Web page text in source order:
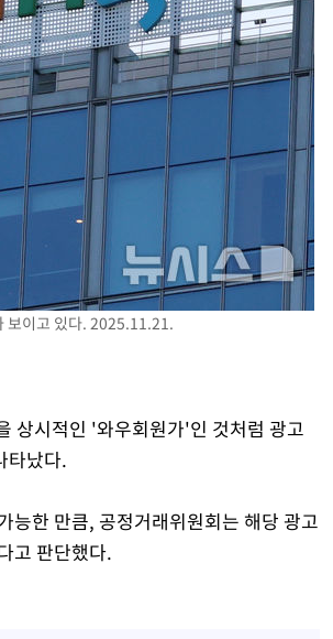
보이고 있다. 2025.11.21.
상시적인 '와우회원가'인 것처럼 광고
타났다.
능한 만큼, 공정거래위원회는 해당 광고
고 판단했다.